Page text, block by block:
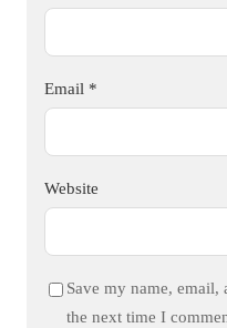
Email *
Website
Save my name,
the next time I